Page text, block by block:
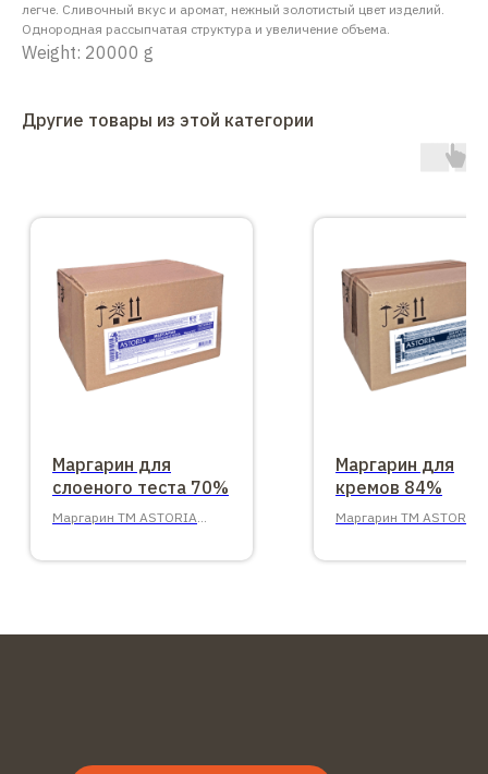
легче. Сливочный вкус и аромат, нежный золотистый цвет изделий.
Однородная рассыпчатая структура и увеличение объема.
Weight: 20000 g
Другие товары из этой категории
Маргарин для
слоеного теста 70%
Маргарин ТМ ASTORIA
Маргарин для
кремов 84%
Маргарин ТМ ASTORIA